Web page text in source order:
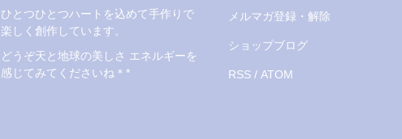
ひとつひとつハートを込めて手作りで
楽しく創作しています。
どうぞ天と地球の美しさ エネルギーを
感じてみてくださいね＊*
メルマガ登録・解除
ショップブログ
RSS/ ATOM